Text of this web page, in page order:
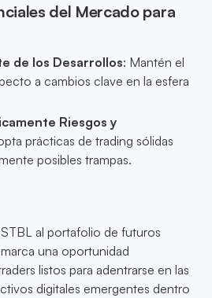
del Mercado para
de los Desarrollos: Mantén el
a cambios clave en la esfera
Riesgos y
prácticas de trading sólidas
posibles trampas.
al portafolio de futuros
una oportunidad
listos para adentrarse en las
digitales emergentes dentro